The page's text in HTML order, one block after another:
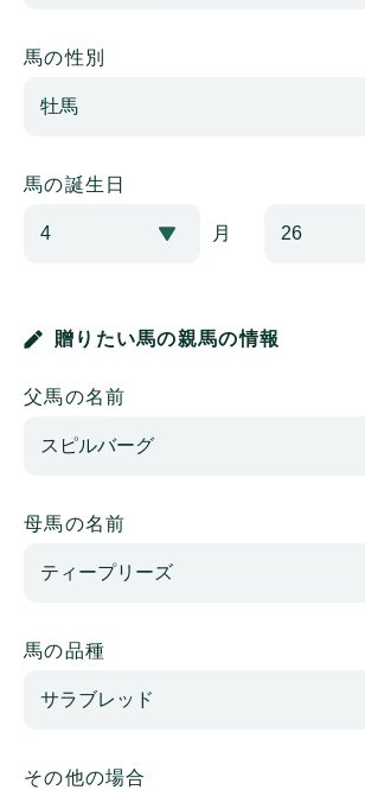
馬の性別
馬の誕生日
月
贈りたい馬の親馬の情報
父馬の名前
母馬の名前
馬の品種
その他の場合